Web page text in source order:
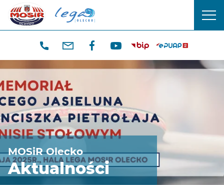
CENTRUM
SPORTU
REKREACJI
W
OLECKU
MOSiR Olecko
Aktualności